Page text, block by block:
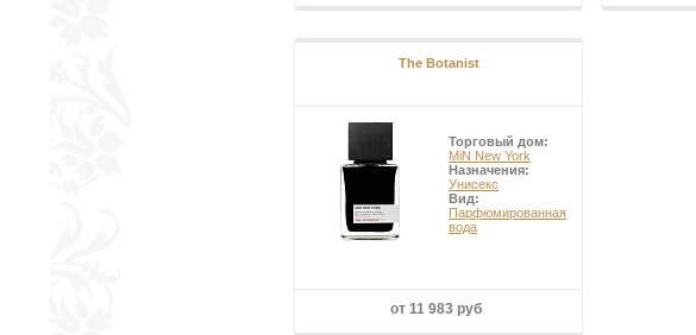
The Botanist
Торговый дом:
MiN New York
Назначения:
Унисекс
Вид:
Парфюмированная
вода
от 11 983 руб